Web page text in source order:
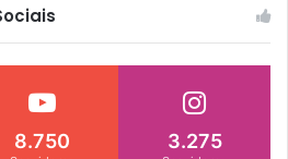
8.750 3.275